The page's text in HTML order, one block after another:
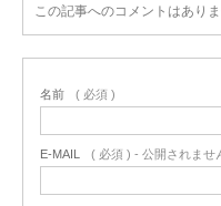
この記事へのコメントはありま
名前 ( 必須 )
E-MAIL ( 必須 ) - 公開されませ